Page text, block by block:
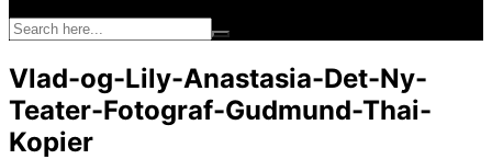
Vlad-og-Lily-Anastasia-Det-Ny-
Teater-Fotograf-Gudmund-Thai-
Kopier